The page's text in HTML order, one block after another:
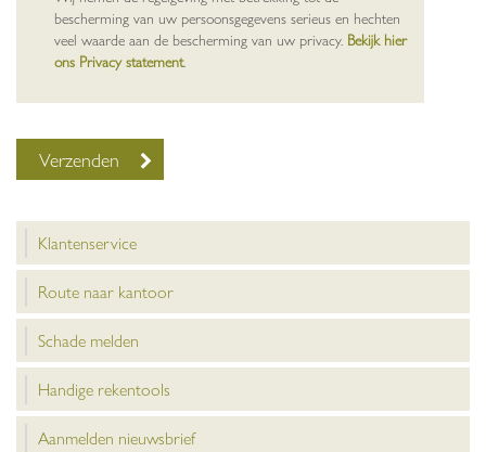
bescherming van uw persoonsgegevens serieus en hechten
veel waarde aan de bescherming van uw privacy. Bekijk hier
ons Privacy statement.
Klantenservice
Route naar kantoor
Schade melden
Handige rekentools
Aanmelden nieuwsbrief